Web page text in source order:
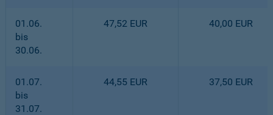
01.06.
bis
30.06.
47,52 EUR 40,00 EUR
01.07.
bis
31.07.
44,55 EUR 37,50 EUR